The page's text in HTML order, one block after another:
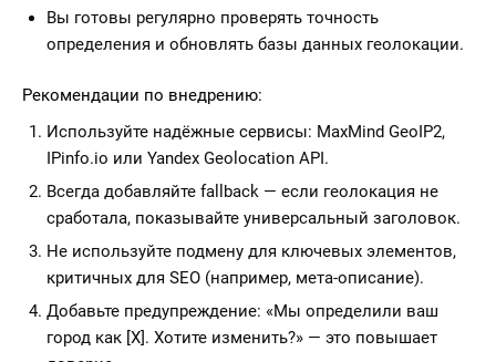
Вы готовы регулярно проверять точность
определения и обновлять базы данных геолокации.
Рекомендации по внедрению:
Используйте надёжные сервисы: MaxMind GeoIP2,
IPinfo.io или Yandex Geolocation API.
Всегда добавляйте fallback — если геолокация не
сработала, показывайте универсальный заголовок.
Не используйте подмену для ключевых элементов,
критичных для SEO (например, мета-описание).
Добавьте предупреждение: «Мы определили ваш
город как [X]. Хотите изменить?» — это повышает